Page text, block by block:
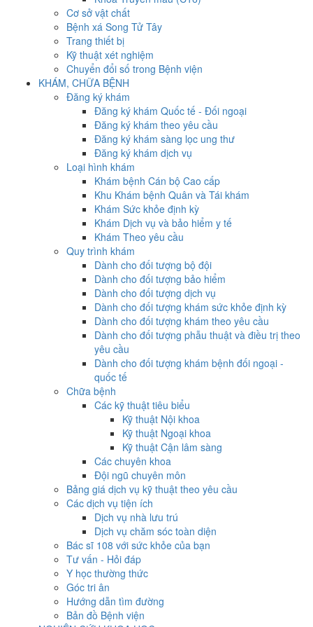
Cơ sở vật chất
Bệnh xá Song Tử Tây
Trang thiết bị
Kỹ thuật xét nghiệm
Chuyển đổi số trong Bệnh viện
KHÁM, CHỮA BỆNH
Đăng ký khám
Đăng ký khám Quốc tế - Đối ngoại
Đăng ký khám theo yêu cầu
Đăng ký khám sàng lọc ung thư
Đăng ký khám dịch vụ
Loại hình khám
Khám bệnh Cán bộ Cao cấp
Khu Khám bệnh Quân và Tái khám
Khám Sức khỏe định kỳ
Khám Dịch vụ và bảo hiểm y tế
Khám Theo yêu cầu
Quy trình khám
Dành cho đối tượng bộ đội
Dành cho đối tượng bảo hiểm
Dành cho đối tượng dịch vụ
Dành cho đối tượng khám sức khỏe định kỳ
Dành cho đối tượng khám theo yêu cầu
Dành cho đối tượng phẫu thuật và điều trị theo
yêu cầu
Dành cho đối tượng khám bệnh đối ngoại -
quốc tế
Chữa bệnh
Các kỹ thuật tiêu biểu
Kỹ thuật Nội khoa
Kỹ thuật Ngoại khoa
Kỹ thuật Cận lâm sàng
Các chuyên khoa
Đội ngũ chuyên môn
Bảng giá dịch vụ kỹ thuật theo yêu cầu
Các dịch vụ tiện ích
Dịch vụ nhà lưu trú
Dịch vụ chăm sóc toàn diện
Bác sĩ 108 với sức khỏe của bạn
Tư vấn - Hỏi đáp
Y học thường thức
Góc tri ân
Hướng dẫn tìm đường
Bản đồ Bệnh viện